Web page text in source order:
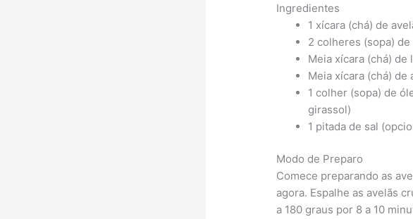
Ingredientes
1 xícara (chá) de
2 colheres (sopa)
Meia xícara (chá)
Meia xícara (chá) de
1 colher (sopa) de
girassol)
1 pitada de sal
Modo de Preparo
Comece preparando as
agora. Espalhe as avelãs
a 180 graus por 8 a 10